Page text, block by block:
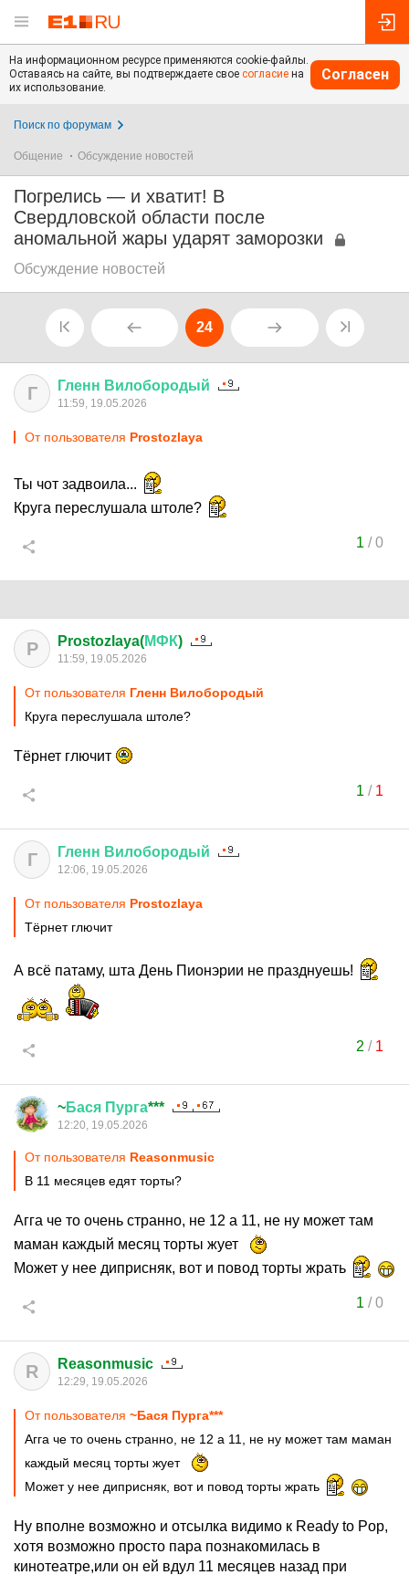
На информационном ресурсе применяются cookie-файлы.
Оставаясь на сайте, вы подтверждаете свое согласие на
их использование.
Согласен
Поиск по форумам
Общение Обсуждение новостей
Погрелись — и хватит! В
Свердловской области после
аномальной жары ударят заморозки
Обсуждение новостей
24
Г Гленн Вилобородый
11:59, 19.05.2026
От пользователя Prostozlaya
Ты чот задвоила...
Круга переслушала штоле?
1 /0
P Prostozlaya(МФК)
11:59, 19.05.2026
От пользователя Гленн Вилобородый
Круга переслушала штоле?
Тёрнет глючит
1 / 1
Г Гленн Вилобородый
12:06, 19.05.2026
От пользователя Prostozlaya
Тёрнет глючит
А всё патаму, шта День Пионэрии не празднуешь!
2 / 1
~Бася Пурга***
12:20, 19.05.2026
От пользователя Reasonmusic
В 11 месяцев едят торты?
Агга че то очень странно, не 12 а 11, не ну может там
маман каждый месяц торты жует
Может у нее диприсняк, вот и повод торты жрать
1 /0
R Reasonmusic
12:29, 19.05.2026
От пользователя ~Бася Пурга***
Агга че то очень странно, не 12 а 11, не ну может там маман
каждый месяц торты жует
Может у нее диприсняк, вот и повод торты жрать
Ну вполне возможно и отсылка видимо к Ready to Pop,
хотя возможно просто пара познакомилась в
кинотеатре,или он ей вдул 11 месяцев назад при